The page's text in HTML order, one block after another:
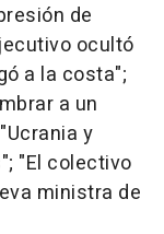
de
ocultó
a la costa";
a un
y
"El colectivo
ministra de